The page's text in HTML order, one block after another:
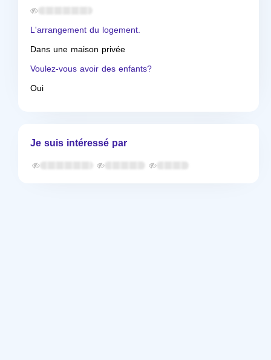
L'arrangement du logement.
Dans une maison privée
Voulez-vous avoir des enfants?
Oui
Je suis intéressé par